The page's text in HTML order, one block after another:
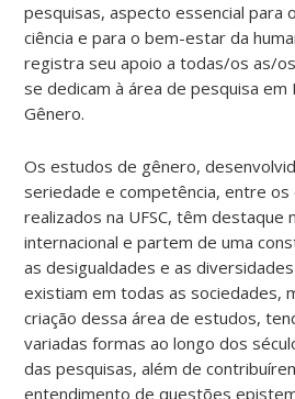
pesquisas, aspecto essencial para
ciência e para o bem-estar da
registra seu apoio a todas/os as/
se dedicam à área de pesquisa em
Gênero.
Os estudos de gênero,
seriedade e competência, entre os
realizados na UFSC, têm destaque
internacional e partem de uma
as desigualdades e as
existiam em todas as sociedades,
criação dessa área de estudos,
variadas formas ao longo dos
das pesquisas, além de
entendimento de questões